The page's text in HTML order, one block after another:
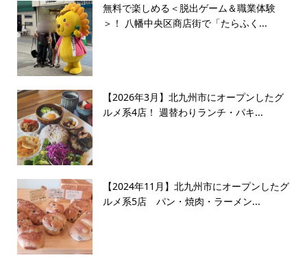
無料で楽しめる＜脱出ゲーム＆職業体験
＞！ 八幡中央区商店街で「たらふく...
【2026年3月】北九州市にオープンしたグ
ルメ系4店！ 週替わりランチ・パキ...
【2024年11月】北九州市にオープンしたグ
ルメ系5店 パン・焼肉・ラーメン...